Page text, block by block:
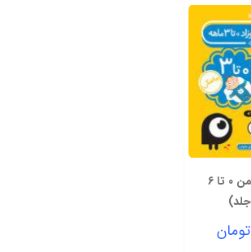
نوزاد باهوش من 0 تا 6
تومان